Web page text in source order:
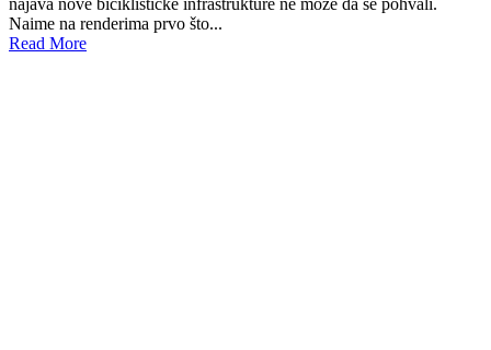
Naime na renderima prvo što...
Read More